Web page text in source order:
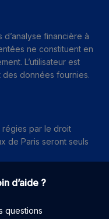
financière à
ne constituent en
L’utilisateur est
des données fournies.
régies par le droit
de Paris seront seuls
d’aide ?
questions